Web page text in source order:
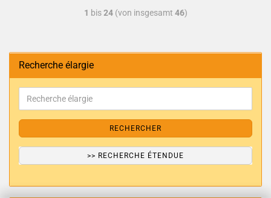
1 bis24(von insgesamt 46)
Recherche élargie
RECHERCHER
>> RECHERCHE ÉTENDUE